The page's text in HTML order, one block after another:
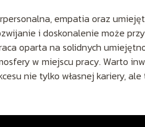
empatia oraz
i doskonalenie może
oparta na solidnych
w miejscu pracy. Warto
nie tylko własnej kariery,